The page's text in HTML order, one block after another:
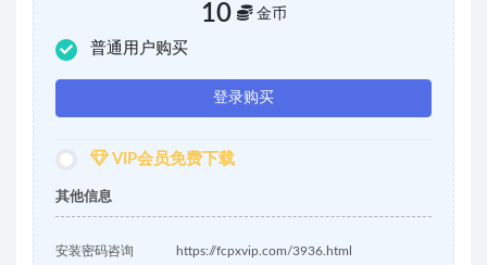
10 金币
普通用户购买
登录购买
VIP会员免费下载
其他信息
安装密码咨询 https://fcpxvip.com/3936.html